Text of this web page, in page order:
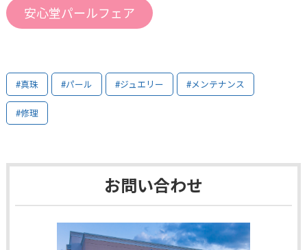
安心堂パールフェア
#真珠 #パール #ジュエリー #メンテナンス
#修理
お問い合わせ